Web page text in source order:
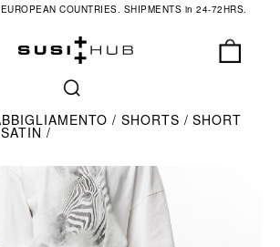
COUNTRIES. SHIPMENTS in 24-72HRS.
SHORTS SHORT